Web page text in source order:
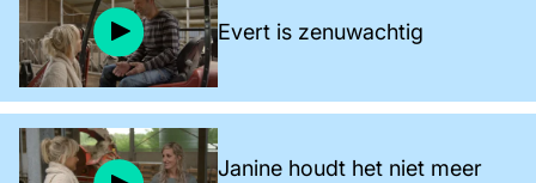
Evert is zenuwachtig
Janine houdt het niet meer